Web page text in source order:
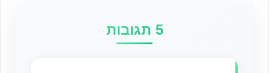
5 תגובות